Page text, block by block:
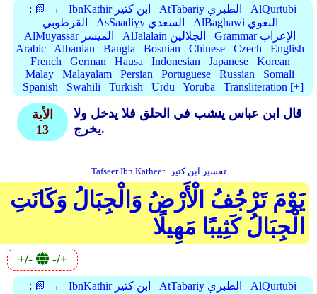
: 📗 → IbnKathir ابن كثير AtTabariy الطبري
AlQurtubi
القرطوبي
AsSaadiyy السعدي
AlBaghawi البغوي
AlMuyassar الميسر
AlJalalain الجلالين
Grammar الإعراب
Arabic
Albanian Bangla Bosnian Chinese Czech
English
French
German Hausa Indonesian Japanese
Korean
Malay
Malayalam Persian Portuguese Russian
Somali
Spanish
Swahili Turkish Urdu Yoruba Transliteration [+]
الأية
13
قال ابن عباس ينشب في الحلق فلا يدخل ولا
يخرج.
Tafseer Ibn Katheer تفسير ابن كثير
يَوْمَ تَرْجُفُ الْأَرْضُ وَالْجِبَالُ وَكَانَتِ
الْجِبَالُ كَثِيبًا مَهِيلًا
+/- -/+
: 📗 → IbnKathir ابن كثير AtTabariy الطبري
AlQurtubi